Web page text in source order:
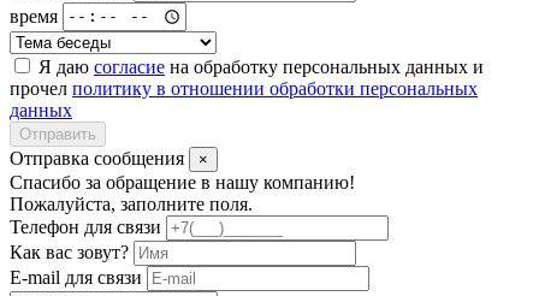
время
Я даю согласие на обработку персональных данных и
прочел политику в отношении обработки персональных
данных
Отправить
Отправка сообщения ×
Спасибо за обращение в нашу компанию!
Пожалуйста, заполните поля.
Телефон для связи
Как вас зовут?
E-mail для связи